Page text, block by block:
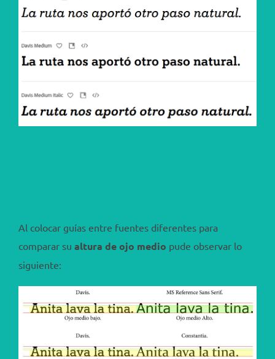
Al colocar guías entre fuentes diferentes para
comparar su altura de ojo medio pude observar lo
siguiente: